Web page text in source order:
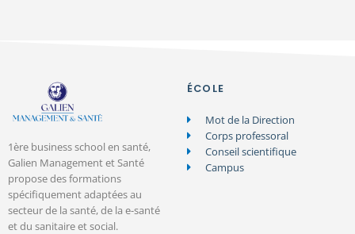
1ère business school en santé,
Galien Management et Santé
propose des formations
spécifiquement adaptées au
secteur de la santé, de la e-santé
et du sanitaire et social.
ÉCOLE
Mot de la Direction
Corps professoral
Conseil scientifique
Campus